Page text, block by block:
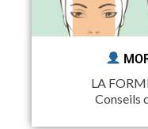
LA
Conseils